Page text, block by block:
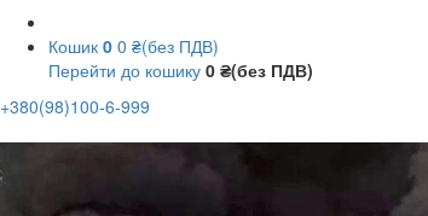
Кошик 0 0 ₴(без ПДВ)
Перейти до кошику 0 ₴(без ПДВ)
+380(98)100-6-999